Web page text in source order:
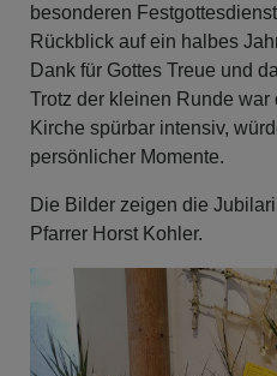
besonderen
Rückblick auf ein halbes
Dank für Gottes Treue und
Trotz der kleinen Runde war
Kirche spürbar intensiv,
persönlicher Momente.
Die Bilder zeigen die
Pfarrer Horst Kohler.